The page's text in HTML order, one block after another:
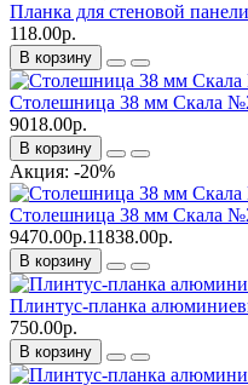
Планка для стеновой
118.00р.
В корзину
Столешница 38 мм Скала
9018.00р.
В корзину
Акция: -20%
Столешница 38 мм Скала
9470.00р.11838.00р.
В корзину
Плинтус-планка
750.00р.
В корзину